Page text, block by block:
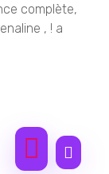
complète,
, ! a